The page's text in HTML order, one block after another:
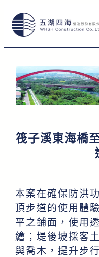
至
主
境，並
筏子溪東海橋
本案在確保防洪
頂步道的使用體
平之鋪面，使用
繪；堤後坡採客
與喬木，提升步